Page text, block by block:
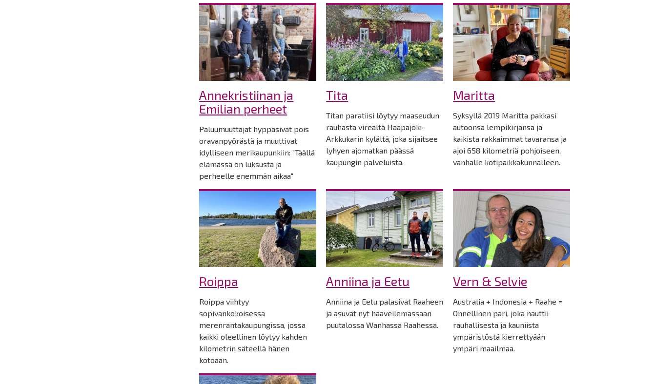
Annekristiinan ja
Emilian perheet
Paluumuuttajat hyppäsivät pois
oravanpyörästä ja muuttivat
idylliseen merikaupunkiin: ”Täällä
elämässä on luksusta ja
perheelle enemmän aikaa"
Tita
Titan paratiisi löytyy maaseudun
rauhasta vireältä Haapajoki-
Arkkukarin kylältä, joka sijaitsee
lyhyen ajomatkan päässä
kaupungin palveluista.
Maritta
Syksyllä 2019 Maritta pakkasi
autoonsa lempikirjansa ja
kaikista rakkaimmat tavaransa ja
ajoi 658 kilometriä pohjoiseen,
vanhalle kotipaikkakunnalleen.
Roippa
Roippa viihtyy
sopivankokoisessa
merenrantakaupungissa, jossa
kaikki oleellinen löytyy kahden
kilometrin säteellä hänen
kotoaan.
Anniina ja Eetu
Anniina ja Eetu palasivat Raaheen
ja asuvat nyt haaveilemassaan
puutalossa Wanhassa Raahessa.
Vern & Selvie
Australia + Indonesia + Raahe =
Onnellinen pari, joka nauttii
rauhallisesta ja kauniista
ympäristöstä kierrettyään
ympäri maailmaa.